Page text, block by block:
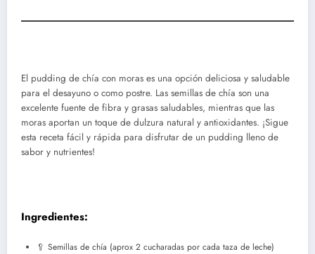
El pudding de chía con moras es una opción deliciosa y saludable
para el desayuno o como postre. Las semillas de chía son una
excelente fuente de fibra y grasas saludables, mientras que las
moras aportan un toque de dulzura natural y antioxidantes. ¡Sigue
esta receta fácil y rápida para disfrutar de un pudding lleno de
sabor y nutrientes!
Ingredientes:
🥄 Semillas de chía (aprox 2 cucharadas por cada taza de leche)